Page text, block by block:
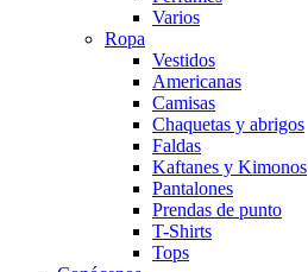
Varios
Ropa
Vestidos
Americanas
Camisas
Chaquetas y abrigos
Faldas
Kaftanes y Kimonos
Pantalones
Prendas de punto
T-Shirts
Tops